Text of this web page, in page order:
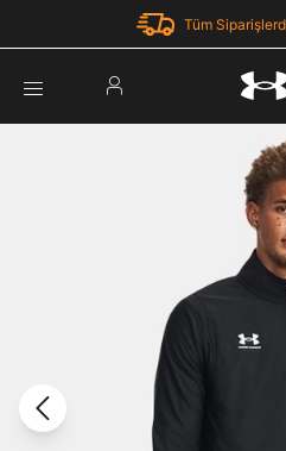
Tüm
Şifremi Unuttum
Parola Yenileme
Parolayı